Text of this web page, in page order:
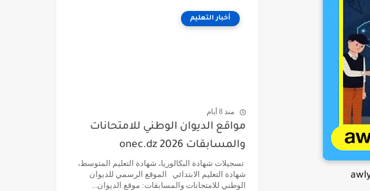
أخبار التعليم
منذ 8 أيام
مواقع الديوان الوطني للامتحانات
والمسابقات 2026 onec.dz
تسجيلات شهادة البكالوريا، شهادة التعليم المتوسط،
شهادة التعليم الابتدائي الموقع الرسمي للديوان
الوطني للامتحانات والمسابقات: موقع الديوان...